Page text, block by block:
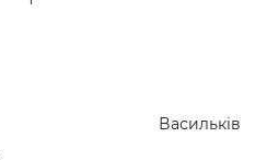
Васильків